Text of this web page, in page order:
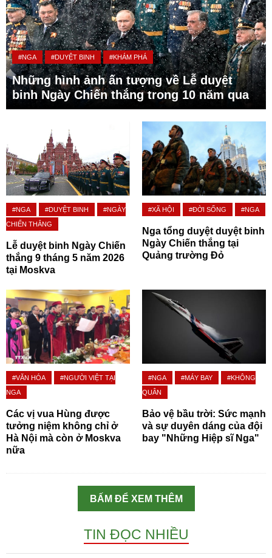
#NGA #DUYỆT BINH #KHÁM PHÁ
Những hình ảnh ấn tượng về Lễ duyệt
binh Ngày Chiến thắng trong 10 năm qua
#NGA #DUYỆT BINH
#NGÀY
CHIẾN THẮNG
Lễ duyệt binh Ngày Chiến
thắng 9 tháng 5 năm 2026
tại Moskva
#XÃ HỘI #ĐỜI SỐNG #NGA
Nga tổng duyệt duyệt binh
Ngày Chiến thắng tại
Quảng trường Đỏ
#VĂN HÓA
#NGƯỜI VIỆT TẠI
NGA
Các vị vua Hùng được
tưởng niệm không chỉ ở
Hà Nội mà còn ở Moskva
nữa
#NGA #MÁY BAY
#KHÔNG
QUÂN
Bảo vệ bầu trời: Sức mạnh
và sự duyên dáng của đội
bay "Những Hiệp sĩ Nga"
BẤM ĐỂ XEM THÊM
TIN ĐỌC NHIỀU